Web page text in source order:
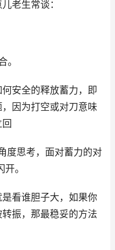
老生常谈：
安全的释放蓄力，即
因为打空或对刀意味
度思考，面对蓄力的对
。
看谁胆子大，如果你
振，那最稳妥的方法